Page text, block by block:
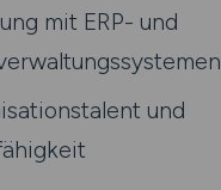
mit ERP- und
und